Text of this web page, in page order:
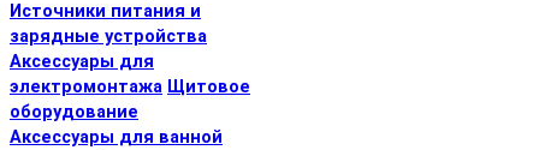
Источники питания и
зарядные устройства
Аксессуары для
электромонтажа Щитовое
оборудование
Аксессуары для ванной